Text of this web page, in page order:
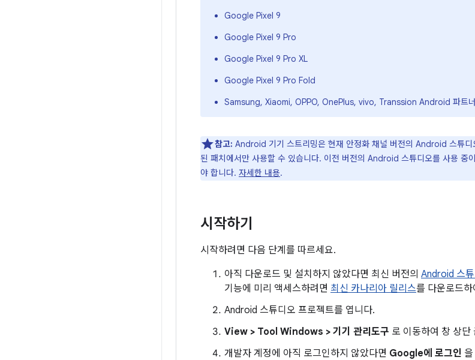
Google Pixel 9
Google Pixel 9 Pro
Google Pixel 9 Pro XL
Google Pixel 9 Pro Fold
Samsung, Xiaomi, OPPO, OnePlus, vivo, Transsion Android 파트너
참고: Android 기기 스트리밍은 현재 안정화 채널 버전의 Android 스튜
된 패치에서만 사용할 수 있습니다. 이전 버전의 Android 스튜디오를 사용
야 합니다. 자세한 내용.
시작하기
시작하려면 다음 단계를 따르세요.
아직 다운로드 및 설치하지 않았다면 최신 버전의 Android 스
기능에 미리 액세스하려면 최신 카나리아 릴리스를 다운로드
Android 스튜디오 프로젝트를 엽니다.
View > Tool Windows > 기기 관리도구 로 이동하여 창 상
개발자 계정에 아직 로그인하지 않았다면 Google에 로그인